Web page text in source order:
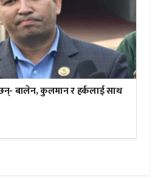
बालेन, कुलमान र हर्कलाई साथ